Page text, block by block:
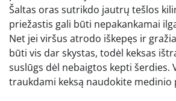
Šaltas oras sutrikdo jautrų tešlos
priežastis gali būti nepakankamai
Net jei viršus atrodo iškepęs ir
būti vis dar skystas, todėl keksas
suslūgs dėl nebaigtos kepti šerdies.
traukdami keksą naudokite medinio